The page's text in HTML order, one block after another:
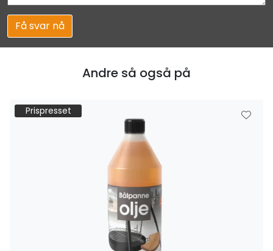
Få svar nå
Andre så også på
Prispresset